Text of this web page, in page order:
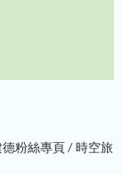
德粉絲專頁 / 時空旅